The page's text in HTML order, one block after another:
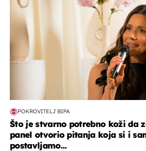
POKROVITELJ BIPA
Što je stvarno potrebno koži da
panel otvorio pitanja koja si i
postavljamo...